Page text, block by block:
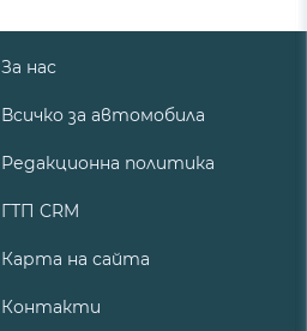
За нас
Всичко за автомобила
Редакционна политика
ГТП CRM
Карта на сайта
Контакти